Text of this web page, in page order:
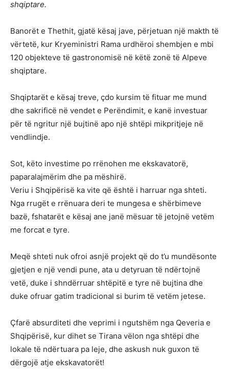
shqiptare.
Banorët e Thethit, gjatë kësaj jave, përjetuan një makth të
vërtetë, kur Kryeministri Rama urdhëroi shembjen e mbi
120 objekteve të gastronomisë në këtë zonë të Alpeve
shqiptare.
Shqiptarët e kësaj treve, çdo kursim të fituar me mund
dhe sakrificë në vendet e Perëndimit, e kanë investuar
për të ngritur një bujtinë apo një shtëpi mikpritjeje në
vendlindje.
Sot, këto investime po rrënohen me ekskavatorë,
paparalajmërim dhe pa mëshirë.
Veriu i Shqipërisë ka vite që është i harruar nga shteti.
Nga rrugët e rrënuara deri te mungesa e shërbimeve
bazë, fshatarët e kësaj ane janë mësuar të jetojnë vetëm
me forcat e tyre.
Meqë shteti nuk ofroi asnjë projekt që do t’u mundësonte
gjetjen e një vendi pune, ata u detyruan të ndërtojnë
vetë, duke i shndërruar shtëpitë e tyre në bujtina dhe
duke ofruar gatim tradicional si burim të vetëm jetese.
Çfarë absurditeti dhe veprimi i ngutshëm nga Qeveria e
Shqipërisë, kur dihet se Tirana vëlon nga shtëpi dhe
lokale të ndërtuara pa leje, dhe askush nuk guxon të
dërgojë atje ekskavatorët!